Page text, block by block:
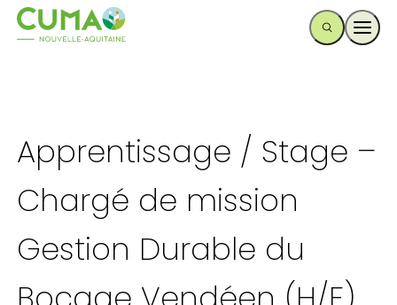
Apprentissage / Stage –
Chargé de mission
Gestion Durable du